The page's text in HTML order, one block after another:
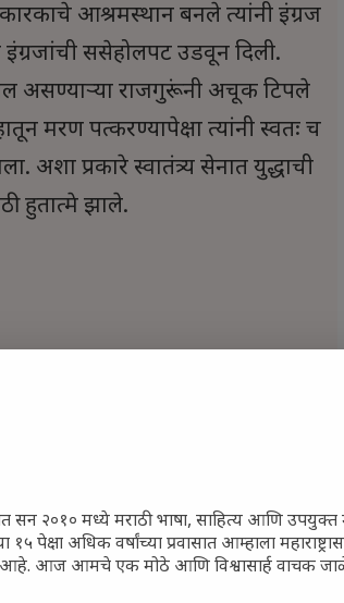
आश्रमस्थान बनले त्यांनी इंग्रज
ससेहोलपट उडवून दिली.
असण्याऱ्या राजगुरूंनी अचूक टिपले
मरण पत्करण्यापेक्षा त्यांनी स्वतः च
अशा प्रकारे स्वातंत्र्य सेनात युद्धाची
हुतात्मे झाले.
सन २०१० मध्ये मराठी भाषा, साहित्य आणि उपयुक्त
पेक्षा अधिक वर्षांच्या प्रवासात आम्हाला
आज आमचे एक मोठे आणि विश्वासार्ह वाचक